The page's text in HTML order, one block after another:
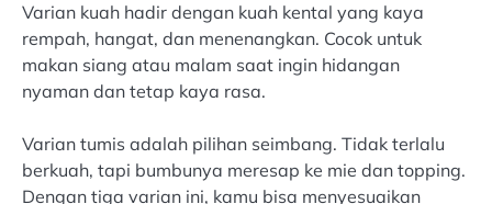
Varian kuah hadir dengan kuah kental yang kaya
rempah, hangat, dan menenangkan. Cocok untuk
makan siang atau malam saat ingin hidangan
nyaman dan tetap kaya rasa.
Varian tumis adalah pilihan seimbang. Tidak terlalu
berkuah, tapi bumbunya meresap ke mie dan topping.
Dengan tiga varian ini, kamu bisa menyesuaikan